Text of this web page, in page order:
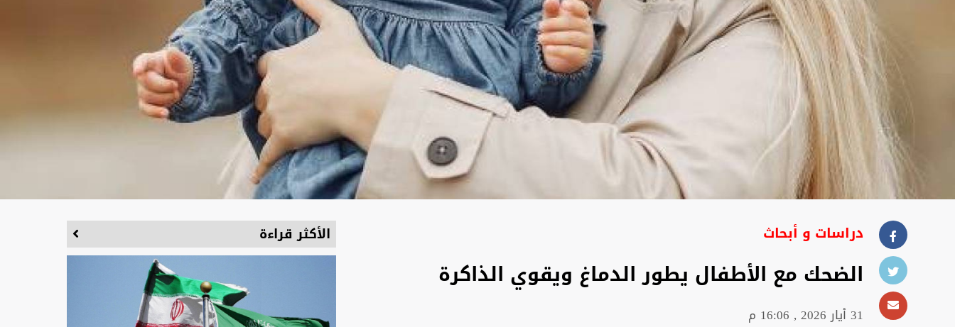
دراسات و أبحاث
الضحك مع الأطفال يطور الدماغ ويقوي الذاكرة
31 أيار 2026 , 16:06 م
الأكثر قراءة